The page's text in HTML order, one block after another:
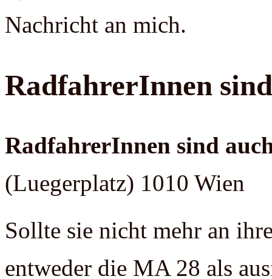
Nachricht an mich.
RadfahrerInnen
RadfahrerInnen sind
(Luegerplatz) 1010 Wien
Sollte sie nicht mehr an
entweder die MA 28 als